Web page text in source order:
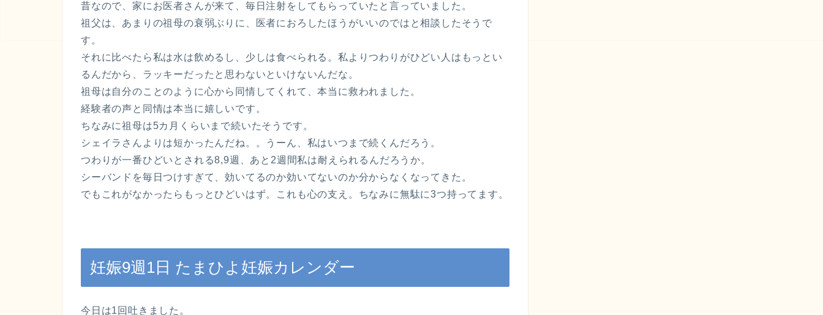
昔なので、家にお医者さんが来て、毎日注射をしてもらっていたと言っていました。
祖父は、あまりの祖母の衰弱ぶりに、医者におろしたほうがいいのではと相談したそうで
す。
それに比べたら私は水は飲めるし、少しは食べられる。私よりつわりがひどい人はもっとい
るんだから、ラッキーだったと思わないといけないんだな。
祖母は自分のことのように心から同情してくれて、本当に救われました。
経験者の声と同情は本当に嬉しいです。
ちなみに祖母は5カ月くらいまで続いたそうです。
シェイラさんよりは短かったんだね。。うーん、私はいつまで続くんだろう。
つわりが一番ひどいとされる8,9週、あと2週間私は耐えられるんだろうか。
シーバンドを毎日つけすぎて、効いてるのか効いてないのか分からなくなってきた。
でもこれがなかったらもっとひどいはず。これも心の支え。ちなみに無駄に3つ持ってます。
妊娠9週1日 たまひよ妊娠カレンダー
今日は1回吐きました。